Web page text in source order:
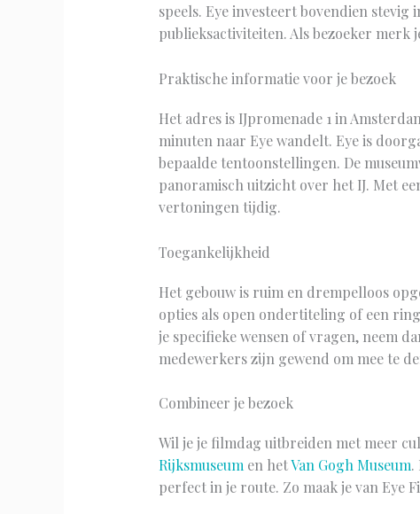
speels. Eye investeert bovendien
publieksactiviteiten. Als bezoeker
Praktische informatie voor je bezoek
Het adres is IJpromenade 1 in
minuten naar Eye wandelt. Eye is
bepaalde tentoonstellingen. De
panoramisch uitzicht over het IJ. Met
vertoningen tijdig.
Toegankelijkheid
Het gebouw is ruim en drempelloos
opties als open ondertiteling of een
je specifieke wensen of vragen, neem
medewerkers zijn gewend om mee te
Combineer je bezoek
Wil je je filmdag uitbreiden met meer
Rijksmuseum en hetVan Gogh Museum.
perfect in je route. Zo maak je van Eye